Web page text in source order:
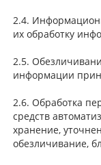
2.4.
их обработку
2.5.
информации
2.6. Обработка
средств
хранение,
обезличивание,